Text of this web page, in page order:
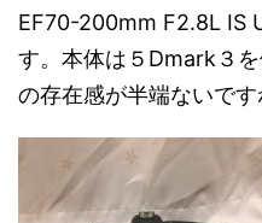
EF70-200mm F2.8L IS
す。本体は５Dmark３
の存在感が半端ないです